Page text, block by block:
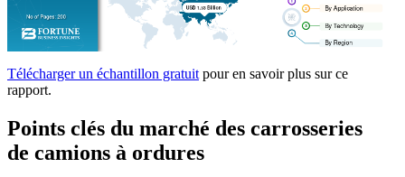
Télécharger un échantillon gratuit pour en savoir plus sur ce
rapport.
Points clés du marché des carrosseries
de camions à ordures